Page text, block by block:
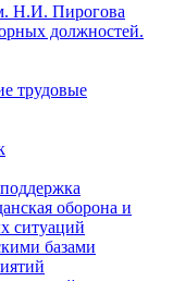
Н.И. Пирогова
должностей.
трудовые
оборона и
ситуаций
базами